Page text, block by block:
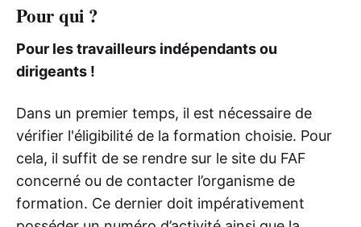
Pour qui ?
Pour les travailleurs indépendants ou
dirigeants !
Dans un premier temps, il est nécessaire de
vérifier l'éligibilité de la formation choisie. Pour
cela, il suffit de se rendre sur le site du FAF
concerné ou de contacter l’organisme de
formation. Ce dernier doit impérativement